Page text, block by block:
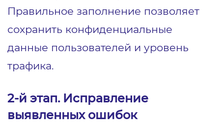
Правильное заполнение позволяет
сохранить конфиденциальные
данные пользователей и уровень
трафика.
2-й этап. Исправление
выявленных ошибок